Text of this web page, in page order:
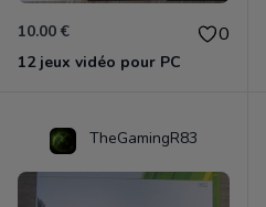
10.00 € 0
12 jeux vidéo pour PC
TheGamingR83